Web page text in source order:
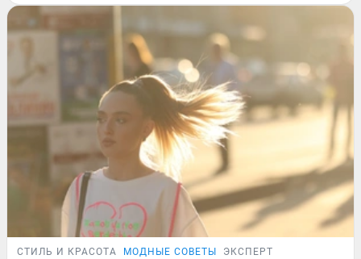
СТИЛЬ И КРАСОТА МОДНЫЕ СОВЕТЫ ЭКСПЕРТ